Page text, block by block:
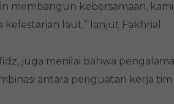
membangun kebersamaan,
laut,” lanjut Fakhrial.
juga menilai bahwa
antara penguatan kerja